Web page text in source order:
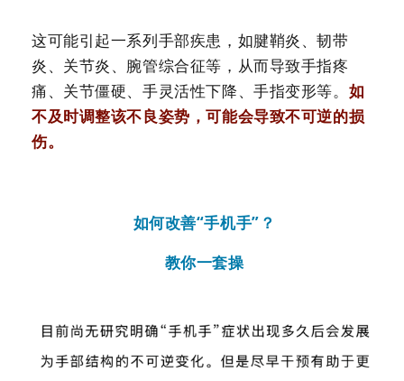
这可能引起一系列手部疾患，如腱鞘炎、韧带
炎、关节炎、腕管综合征等，从而导致手指疼
痛、关节僵硬、手灵活性下降、手指变形等。 如
不及时调整该不良姿势，可能会导致不可逆的损
伤。
如何改善“手机手”？
教你一套操